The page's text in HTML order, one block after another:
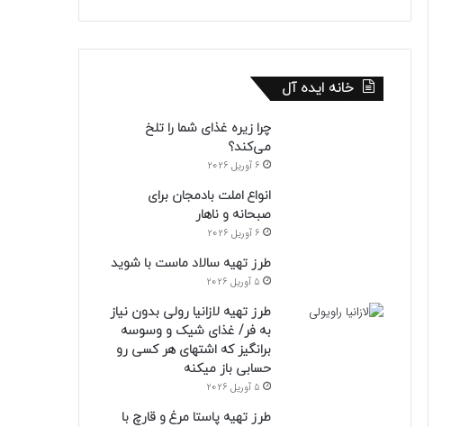
خانه ایده آل
چرا زیره غذای شما را تلخ
می‌کند؟
6 آوریل 2026
انواع املت بادمجان برای
صبحانه و ناهار
6 آوریل 2026
طرز تهیه سالاد ماست با شوید
5 آوریل 2026
طرز تهیه لازانیا رولی بدون نیاز
به فر/ غذای شیک و وسوسه
برانگیز که اشتهای هر کسی رو
حسابی باز میکنه
5 آوریل 2026
طرز تهیه پاستا مرغ و قارچ با